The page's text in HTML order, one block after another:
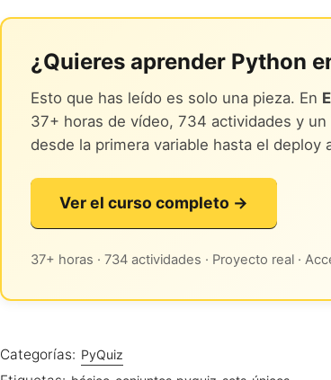
¿Quieres aprender Python
Esto que has leído es solo una pieza. En
37+ horas de vídeo, 734 actividades y
desde la primera variable hasta el deploy
Ver el curso completo →
37+ horas · 734 actividades · Proyecto real ·
Categorías: PyQuiz